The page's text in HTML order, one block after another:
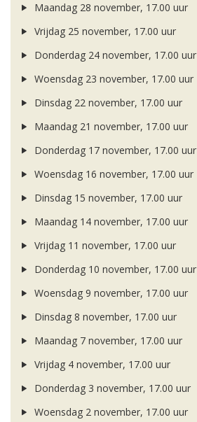
Maandag 28 november, 17.00 uur
Vrijdag 25 november, 17.00 uur
Donderdag 24 november, 17.00 uur
Woensdag 23 november, 17.00 uur
Dinsdag 22 november, 17.00 uur
Maandag 21 november, 17.00 uur
Donderdag 17 november, 17.00 uur
Woensdag 16 november, 17.00 uur
Dinsdag 15 november, 17.00 uur
Maandag 14 november, 17.00 uur
Vrijdag 11 november, 17.00 uur
Donderdag 10 november, 17.00 uur
Woensdag 9 november, 17.00 uur
Dinsdag 8 november, 17.00 uur
Maandag 7 november, 17.00 uur
Vrijdag 4 november, 17.00 uur
Donderdag 3 november, 17.00 uur
Woensdag 2 november, 17.00 uur